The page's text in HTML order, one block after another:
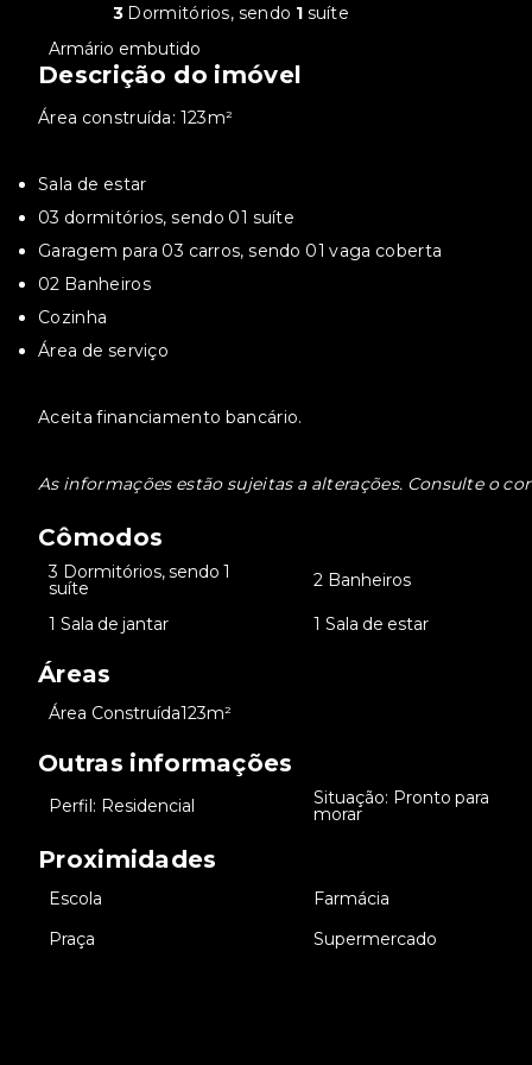
3Dormitórios, sendo 1suíte
Armário embutido
Descrição do imóvel
Área construída: 123m²
Sala de estar
03 dormitórios, sendo 01 suíte
Garagem para 03 carros, sendo 01 vaga coberta
02 Banheiros
Cozinha
Área de serviço
Aceita financiamento bancário.
As informações estão sujeitas a alterações. Consulte o
Cômodos
3 Dormitórios, sendo 1
suíte 2 Banheiros
1 Sala de jantar 1 Sala de estar
Áreas
Área Construída123m²
Outras informações
Perfil: Residencial Situação: Pronto para
morar
Proximidades
Escola
Farmácia
Praça Supermercado